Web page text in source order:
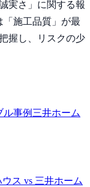
実さ」に関する報
「施工品質」が最
握し、リスクの少
ル事例 三井ホーム
ス vs 三井ホーム